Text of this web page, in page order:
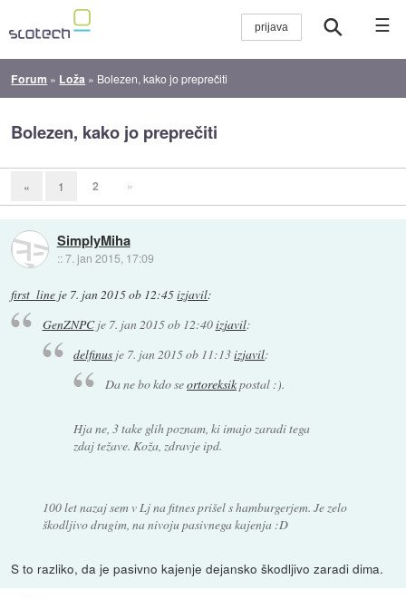
☰
Forum » Loža » Bolezen, kako jo preprečiti
Bolezen, kako jo preprečiti
« 1 2 »
SimplyMiha
::7. jan 2015, 17:09
first_line je 7. jan 2015 ob 12:45izjavil:
GenZNPCje 7. jan 2015 ob 12:40izjavil:
delfinus je 7. jan 2015 ob 11:13izjavil:
Da ne bo kdo seortoreksikpostal :).
Hja ne, 3 take glih poznam, ki imajo zaradi tega
zdaj težave. Koža, zdravje ipd.
100 let nazaj sem v Lj na fitnes prišel s hamburgerjem. Je zelo
škodljivo drugim, na nivoju pasivnega kajenja :D
S to razliko, da je pasivno kajenje dejansko škodljivo zaradi dima.